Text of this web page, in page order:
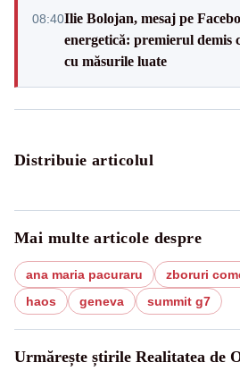
08:40Ilie Bolojan, mesaj pe
energetică: premierul demis
cu măsurile luate
Distribuie articolul
Mai multe articole despre
ana maria pacuraru zboruri
haos
geneva summit g7
Urmărește știrile Realitatea de